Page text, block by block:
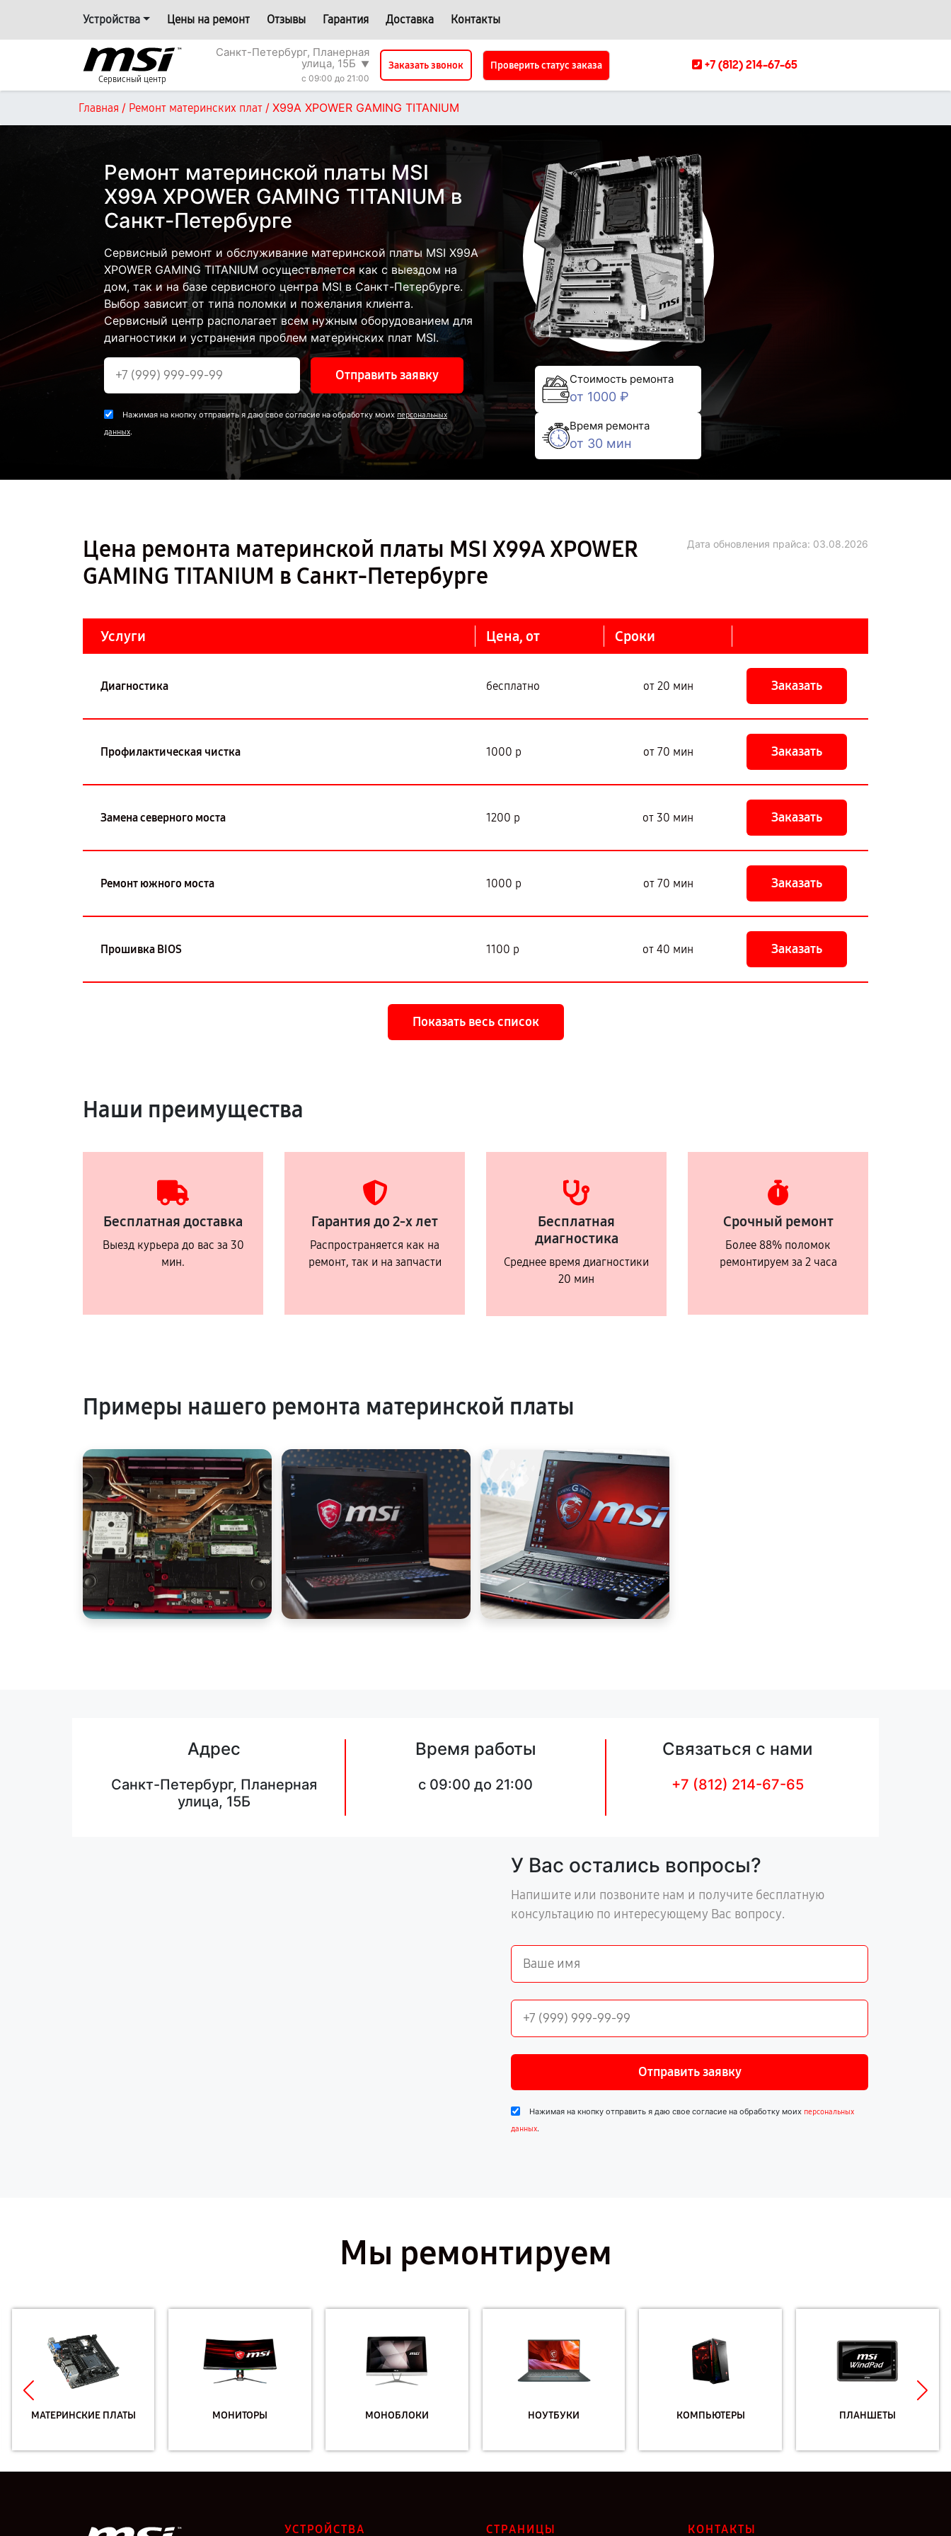
Устройства Цены на ремонт Отзывы Гарантия Доставка Контакты
Сервисный центр
Санкт-Петербург, Планерная
улица, 15Б ▼
c 09:00 до 21:00
Заказать звонок Проверить статус заказа +7 (812) 214-67-65
Главная / Ремонт материнских плат / X99A XPOWER GAMING TITANIUM
Ремонт материнской платы MSI
X99A XPOWER GAMING TITANIUM в
Санкт-Петербурге
Сервисный ремонт и обслуживание материнской платы MSI X99A
XPOWER GAMING TITANIUM осуществляется как с выездом на
дом, так и на базе сервисного центра MSI в Санкт-Петербурге.
Выбор зависит от типа поломки и пожелания клиента.
Сервисный центр располагает всем нужным оборудованием для
диагностики и устранения проблем материнских плат MSI.
Отправить заявку
Нажимая на кнопку отправить я даю свое согласие на обработку моих персональных
данных.
Стоимость ремонта
от 1000 ₽
Время ремонта
от 30 мин
Цена ремонта материнской платы MSI X99A XPOWER
GAMING TITANIUM в Санкт-Петербурге
Дата обновления прайса: 03.08.2026
Услуги Цена, от Сроки
Диагностика бесплатно от 20 мин Заказать
Профилактическая чистка 1000 р от 70 мин Заказать
Замена северного моста 1200 р от 30 мин Заказать
Ремонт южного моста 1000 р от 70 мин Заказать
Прошивка BIOS 1100 р от 40 мин Заказать
Показать весь список
Наши преимущества
Бесплатная доставка
Выезд курьера до вас за 30
мин.
Гарантия до 2-х лет
Распространяется как на
ремонт, так и на запчасти
Бесплатная
диагностика
Среднее время диагностики
20 мин
Срочный ремонт
Более 88% поломок
ремонтируем за 2 часа
Примеры нашего ремонта материнской платы
Адрес
Санкт-Петербург, Планерная
улица, 15Б
Время работы
c 09:00 до 21:00
Связаться с нами
+7 (812) 214-67-65
У Вас остались вопросы?
Напишите или позвоните нам и получите бесплатную
консультацию по интересующему Вас вопросу.
Отправить заявку
Нажимая на кнопку отправить я даю свое согласие на обработку моих персональных
данных.
Мы ремонтируем
МАТЕРИНСКИЕ ПЛАТЫ МОНИТОРЫ МОНОБЛОКИ НОУТБУКИ КОМПЬЮТЕРЫ ПЛАНШЕТЫ
УСТРОЙСТВА СТРАНИЦЫ КОНТАКТЫ